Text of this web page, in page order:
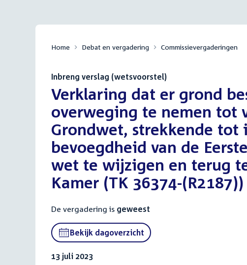
Home Debat en vergadering Commissievergaderingen
Inbreng verslag (wetsvoorstel)
:Verklaring dat er grond
overweging te nemen tot
Grondwet, strekkende tot
bevoegdheid van de
wet te wijzigen en terug
Kamer (TK 36374-(R2187))
De vergadering is geweest
Bekijk dagoverzicht
13 juli 2023